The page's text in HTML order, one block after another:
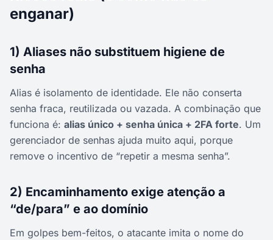
enganar)
1) Aliases não substituem higiene de
senha
Alias é isolamento de identidade. Ele não conserta
senha fraca, reutilizada ou vazada. A combinação que
funciona é: alias único + senha única + 2FA forte. Um
gerenciador de senhas ajuda muito aqui, porque
remove o incentivo de “repetir a mesma senha”.
2) Encaminhamento exige atenção a
“de/para” e ao domínio
Em golpes bem-feitos, o atacante imita o nome do